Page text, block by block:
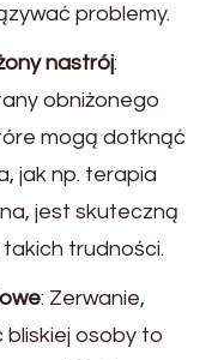
problemy.
nastrój:
obniżonego
mogą dotknąć
jak np. terapia
jest skuteczną
trudności.
: Zerwanie,
bliskiej osoby to